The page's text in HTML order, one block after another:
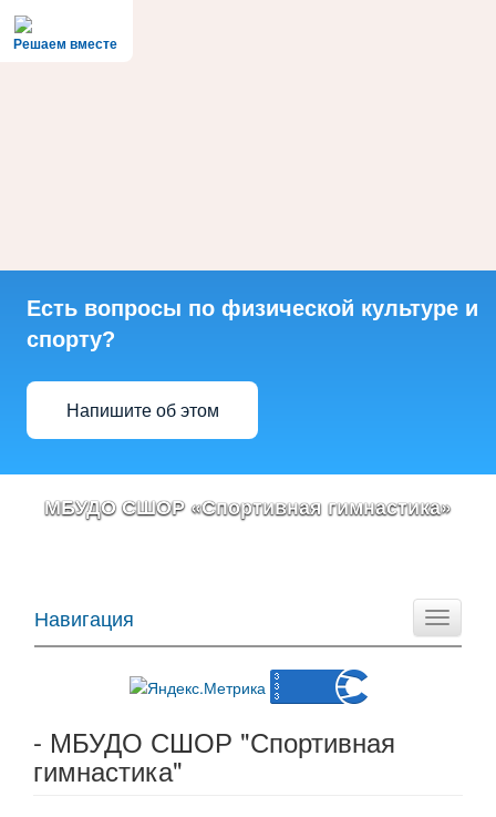
Решаем вместе
Есть вопросы по физической культуре и
спорту?
Напишите об этом
МБУДО СШОР «Спортивная гимнастика»
Toggle
Навигация
- МБУДО СШОР "Спортивная
гимнастика"